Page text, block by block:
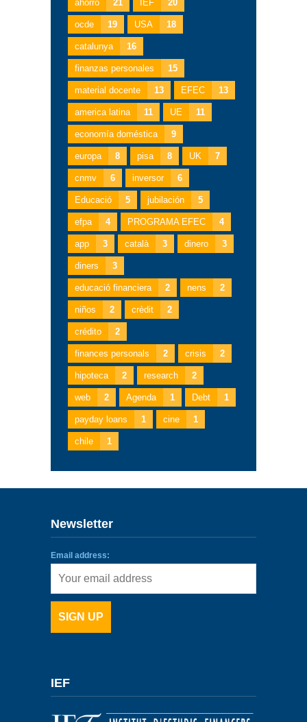
ahorro 21 IEF 20
ocde 19 USA 18
catalunya 16
finanzas personales 15
material docente 13 EFEC 13
america latina 11 UE 11
economía doméstica 9
europa 8 pisa 8 UK 7
cnmv 6 inversor 6
Educació 5 jubilación 5
efpa 4 PROGRAMA EFEC 4
app 3 català 3 dinero 3
diners 3
educació financiera 2 nens 2
niños 2 crèdit 2
crédito 2
finances personals 2 crisis 2
hipoteca 2 research 2
web 2 Agenda 1 Debt 1
payday loans 1 cine 1
chile 1
Newsletter
Email address:
IEF